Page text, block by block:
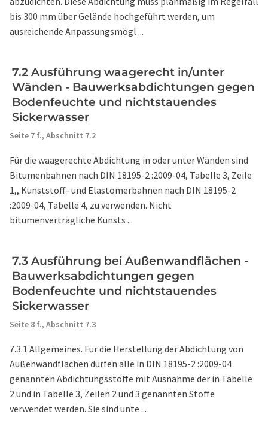
bis 300 mm über Gelände hochgeführt werden, um
ausreichende Anpassungsmögl ...
7.2 Ausführung waagerecht in/unter
Wänden - Bauwerksabdichtungen gegen
Bodenfeuchte und nichtstauendes
Sickerwasser
Seite 7 f., Abschnitt 7.2
Für die waagerechte Abdichtung in oder unter Wänden sind
Bitumenbahnen nach DIN 18195-2 :2009-04, Tabelle 3, Zeile
1,, Kunststoff- und Elastomerbahnen nach DIN 18195-2
:2009-04, Tabelle 4, zu verwenden. Nicht
bitumenverträgliche Kunsts ...
7.3 Ausführung bei Außenwandflächen -
Bauwerksabdichtungen gegen
Bodenfeuchte und nichtstauendes
Sickerwasser
Seite 8 f., Abschnitt 7.3
7.3.1 Allgemeines. Für die Herstellung der Abdichtung von
Außenwandflächen dürfen alle in DIN 18195-2 :2009-04
genannten Abdichtungsstoffe mit Ausnahme der in Tabelle
2 und in Tabelle 3, Zeilen 2 und 3 genannten Stoffe
verwendet werden. Sie sind unte ...